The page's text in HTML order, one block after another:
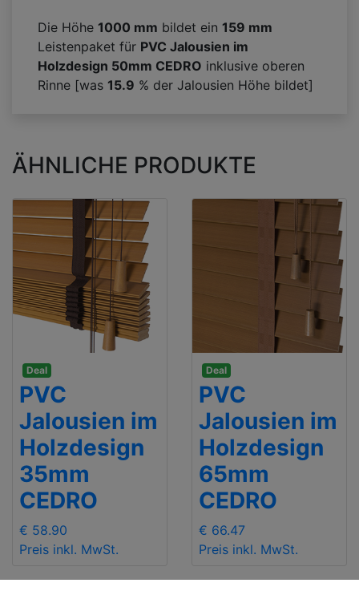
Die Höhe 1000 mm bildet ein 159 mm
Leistenpaket für PVC Jalousien im
Holzdesign 50mm CEDRO inklusive oberen
Rinne [was 15.9 % der Jalousien Höhe bildet]
ÄHNLICHE PRODUKTE
Deal
PVC
Jalousien im
Holzdesign
35mm
CEDRO
€ 58.90
Preis inkl. MwSt.
Deal
PVC
Jalousien im
Holzdesign
65mm
CEDRO
€ 66.47
Preis inkl. MwSt.